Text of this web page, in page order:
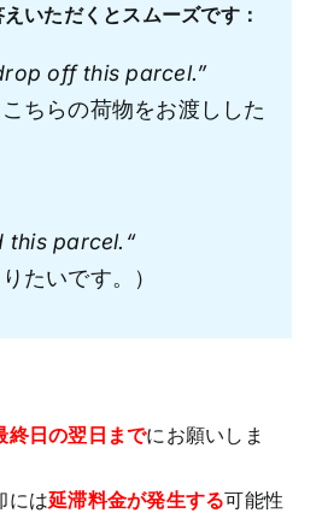
いただくとスムーズです：
off this parcel.”
こちらの荷物をお渡しした
this parcel. “
たいです。）
終日の翌日までにお願いしま
には延滞料金が発生する可能性